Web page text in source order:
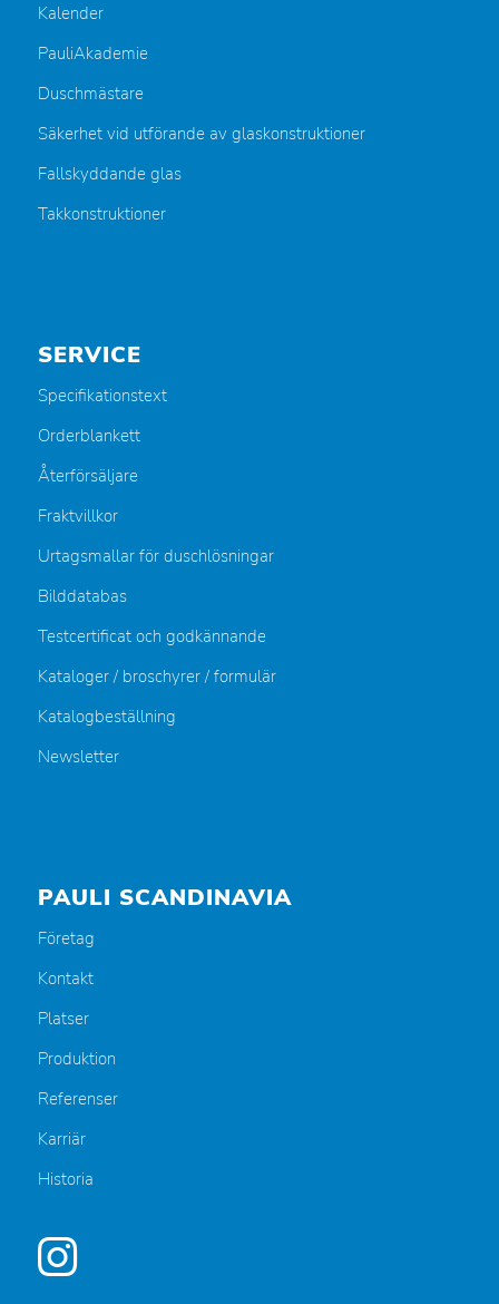
Kalender
PauliAkademie
Duschmästare
Säkerhet vid utförande av glaskonstruktioner
Fallskyddande glas
Takkonstruktioner
SERVICE
Specifikationstext
Orderblankett
Återförsäljare
Fraktvillkor
Urtagsmallar för duschlösningar
Bilddatabas
Testcertificat och godkännande
Kataloger / broschyrer / formulär
Katalogbeställning
Newsletter
PAULI SCANDINAVIA
Företag
Kontakt
Platser
Produktion
Referenser
Karriär
Historia